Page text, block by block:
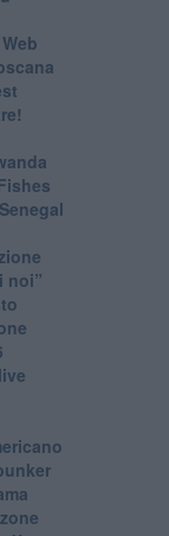
noi”